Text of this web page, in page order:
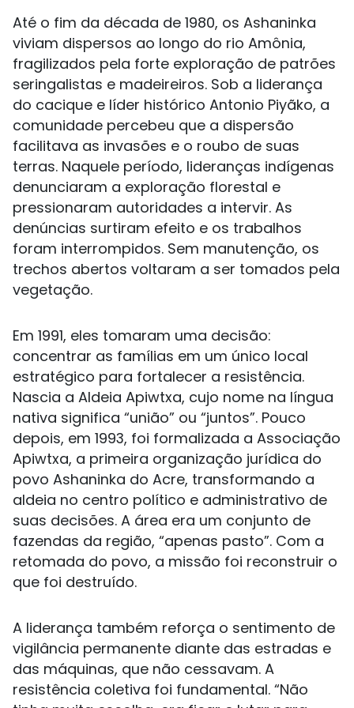
Até o fim da década de 1980, os Ashaninka
viviam dispersos ao longo do rio Amônia,
fragilizados pela forte exploração de patrões
seringalistas e madeireiros. Sob a liderança
do cacique e líder histórico Antonio Piyãko, a
comunidade percebeu que a dispersão
facilitava as invasões e o roubo de suas
terras. Naquele período, lideranças indígenas
denunciaram a exploração florestal e
pressionaram autoridades a intervir. As
denúncias surtiram efeito e os trabalhos
foram interrompidos. Sem manutenção, os
trechos abertos voltaram a ser tomados pela
vegetação.
Em 1991, eles tomaram uma decisão:
concentrar as famílias em um único local
estratégico para fortalecer a resistência.
Nascia a Aldeia Apiwtxa, cujo nome na língua
nativa significa “união” ou “juntos”. Pouco
depois, em 1993, foi formalizada a Associação
Apiwtxa, a primeira organização jurídica do
povo Ashaninka do Acre, transformando a
aldeia no centro político e administrativo de
suas decisões. A área era um conjunto de
fazendas da região, “apenas pasto”. Com a
retomada do povo, a missão foi reconstruir o
que foi destruído.
A liderança também reforça o sentimento de
vigilância permanente diante das estradas e
das máquinas, que não cessavam. A
resistência coletiva foi fundamental. “Não